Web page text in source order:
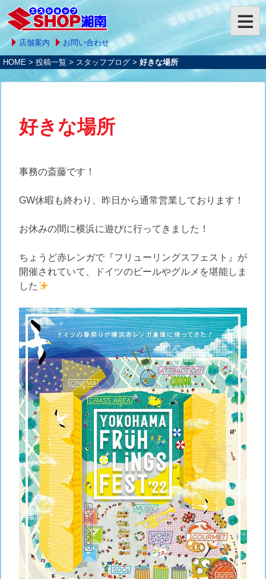
店舗案内 お問い合わせ
HOME > 投稿一覧 > スタッフブログ > 好きな場所
好きな場所
事務の斎藤です！
GW休暇も終わり、昨日から通常営業しております！
お休みの間に横浜に遊びに行ってきました！
ちょうど赤レンガで『フリューリングスフェスト』が
開催されていて、ドイツのビールやグルメを堪能しま
した